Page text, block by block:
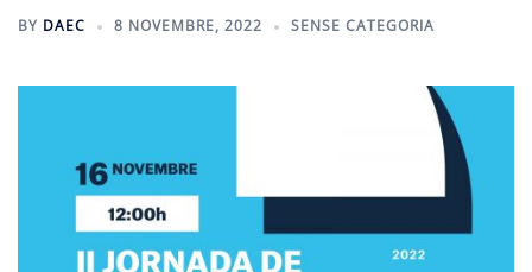
BY DAEC 8 NOVEMBRE, 2022 SENSE CATEGORIA